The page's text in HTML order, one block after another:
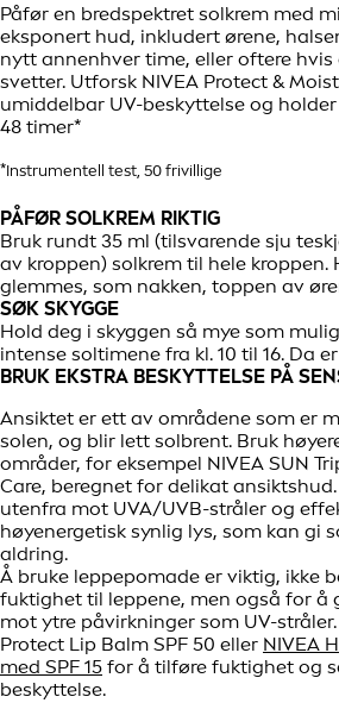
Påfør en bredspektret solkrem med
eksponert hud, inkludert ørene,
nytt annenhver time, eller oftere
svetter. Utforsk NIVEA Protect &
umiddelbar UV-beskyttelse og
48 timer*
*Instrumentell test, 50 frivillige
PÅFØR SOLKREM RIKTIG
Bruk rundt 35 ml (tilsvarende sju
av kroppen) solkrem til hele kroppen.
glemmes, som nakken, toppen av
SØK SKYGGE
Hold deg i skyggen så mye som
intense soltimene fra kl. 10 til 16. Da
BRUK EKSTRA BESKYTTELSE PÅ
Ansiktet er ett av områdene som er
solen, og blir lett solbrent. Bruk
områder, for eksempel NIVEA SUN
Care, beregnet for delikat
utenfra mot UVA/UVB-stråler og
høyenergetisk synlig lys, som kan gi
aldring.
Å bruke leppepomade er viktig, ikke
fuktighet til leppene, men også for å
mot ytre påvirkninger som UV-stråler.
Protect Lip Balm SPF 50 eller NIVEA
med SPF 15 for å tilføre fuktighet og
beskyttelse.